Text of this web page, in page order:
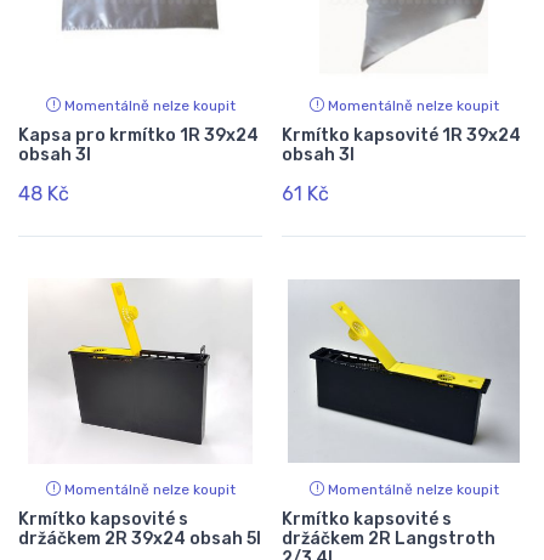
Momentálně nelze koupit
Kapsa pro krmítko 1R 39x24
obsah 3l
48 Kč
Momentálně nelze koupit
Krmítko kapsovité 1R 39x24
obsah 3l
61 Kč
Momentálně nelze koupit
Krmítko kapsovité s
držáčkem 2R 39x24 obsah 5l
Momentálně nelze koupit
Krmítko kapsovité s
držáčkem 2R Langstroth